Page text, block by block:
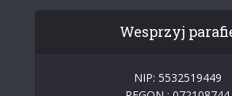
Wesprzyj
NIP: 5532519449